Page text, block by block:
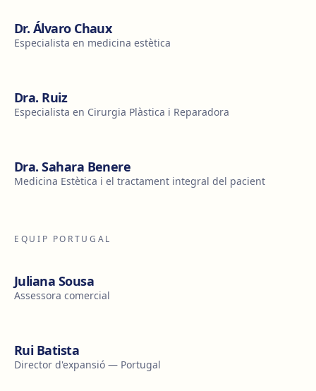
Dr. Álvaro Chaux
Especialista en medicina estètica
Dra. Ruiz
Especialista en Cirurgia Plàstica i Reparadora
Dra. Sahara Benere
Medicina Estètica i el tractament integral del pacient
EQUIP PORTUGAL
Juliana Sousa
Assessora comercial
Rui Batista
Director d'expansió — Portugal